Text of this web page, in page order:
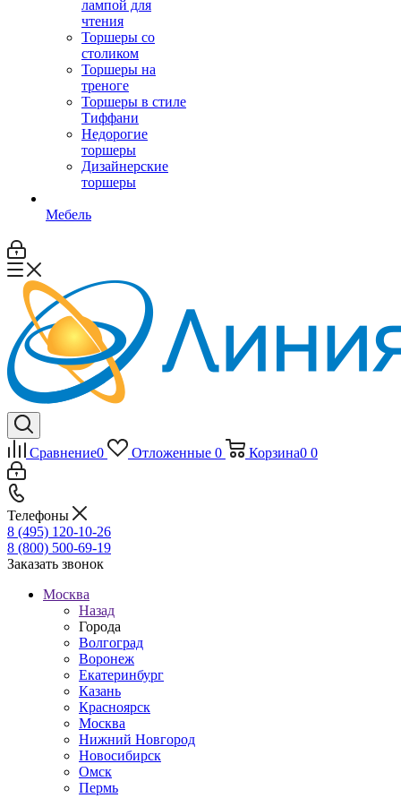
лампой для
чтения
Торшеры со
столиком
Торшеры на
треноге
Торшеры в стиле
Тиффани
Недорогие
торшеры
Дизайнерские
торшеры
Мебель
Сравнение0 Отложенные 0 Корзина0 0
Телефоны
8 (495) 120-10-26
8 (800) 500-69-19
Заказать звонок
Москва
Назад
Города
Волгоград
Воронеж
Екатеринбург
Казань
Красноярск
Москва
Нижний Новгород
Новосибирск
Омск
Пермь